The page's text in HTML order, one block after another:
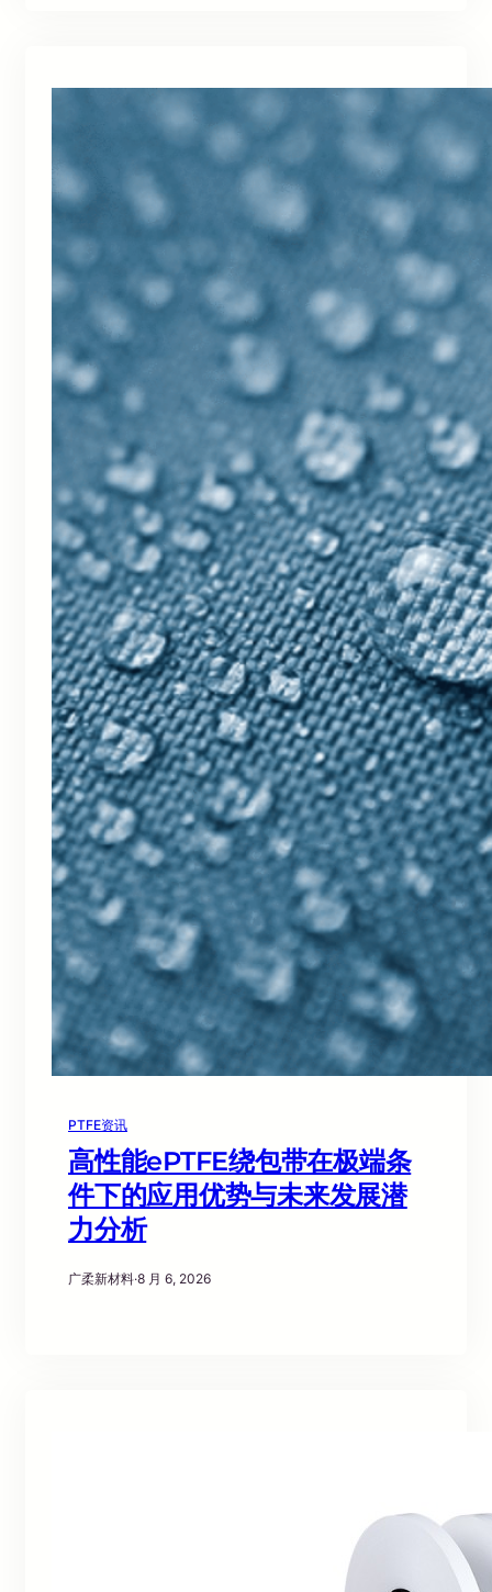
PTFE资讯
高性能ePTFE绕包带在极端条
件下的应用优势与未来发展潜
力分析
广柔新材料·8 月 6, 2026